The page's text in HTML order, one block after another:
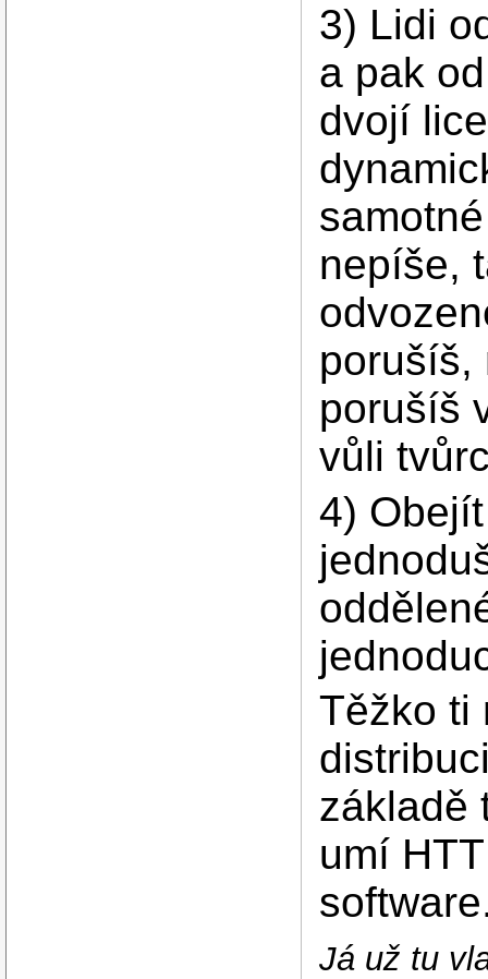
3) Lidi
a pak
dvojí
nepíše,
porušíš,
porušíš
vůli
4)
Těžko ti
základě
umí
Já už tu